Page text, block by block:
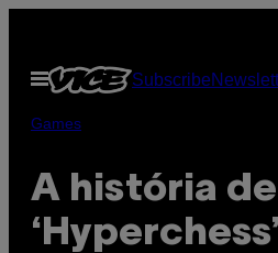
content
Open
Menu
Subscribe
Games
A história de